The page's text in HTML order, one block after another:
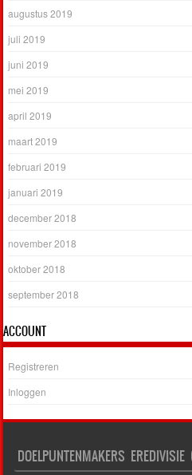
augustus 2019
juli 2019
juni 2019
mei 2019
april 2019
maart 2019
februari 2019
januari 2019
december 2018
november 2018
oktober 2018
september 2018
ACCOUNT
Registreren
Inloggen
DOELPUNTENMAKERS